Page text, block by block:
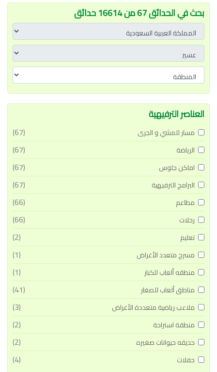
بحث في الحدائق 67 من 16614 حدائق
العناصر الترفيهية
مسار للمشي و الجرى (67)
الرياضة (67)
اماكن جلوس (67)
البرامج الترفيهية (67)
مطاعم (66)
رحلات (66)
تعليم (2)
مسرح متعدد الأغراض (1)
منطقه ألعاب للكبار (1)
مناطق ألعاب للصغار (41)
ملاعب رياضية متعددة الأغراض (3)
منطقة استراحة (2)
حديقه حيوانات صغيره (2)
حفلات (4)